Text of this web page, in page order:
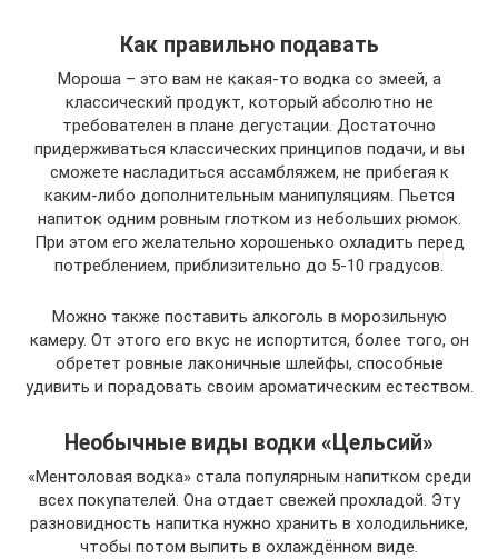
Как правильно подавать
Мороша – это вам не какая-то водка со змеей, а
классический продукт, который абсолютно не
требователен в плане дегустации. Достаточно
придерживаться классических принципов подачи, и вы
сможете насладиться ассамбляжем, не прибегая к
каким-либо дополнительным манипуляциям. Пьется
напиток одним ровным глотком из небольших рюмок.
При этом его желательно хорошенько охладить перед
потреблением, приблизительно до 5-10 градусов.
Можно также поставить алкоголь в морозильную
камеру. От этого его вкус не испортится, более того, он
обретет ровные лаконичные шлейфы, способные
удивить и порадовать своим ароматическим естеством.
Необычные виды водки «Цельсий»
«Ментоловая водка» стала популярным напитком среди
всех покупателей. Она отдает свежей прохладой. Эту
разновидность напитка нужно хранить в холодильнике,
чтобы потом выпить в охлаждённом виде.